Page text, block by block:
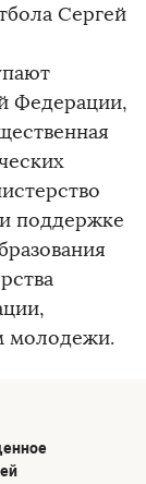
Сергей
Федерации,
поддержке
молодежи.